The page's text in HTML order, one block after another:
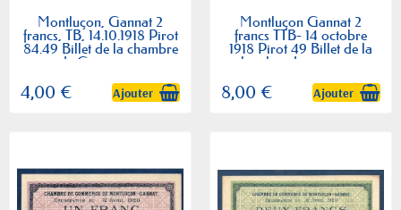
Montluçon, Gannat 2
francs, TB, 14.10.1918 Pirot
84.49 Billet de la chambre
de Commerce
4,00 € Ajouter
Montluçon Gannat 2
francs TTB- 14 octobre
1918 Pirot 49 Billet de la
chambre de commerce
8,00 € Ajouter